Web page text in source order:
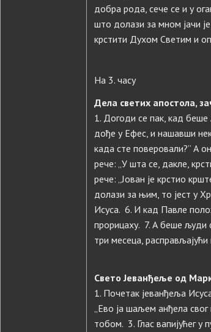
добра рода, сече се и у
што долази за мном јачи
крстити Духом Светим и
На 3. часу
Дела светих апостола,
1. Догоди се пак, кад
дође у Ефес, и нашавши
када сте поверовали?” А
рече: „У шта се, дакле,
рече: „Јован је крстио
долази за њим, то јест у
Исуса. 6. И кад Павле
прорицаху. 7. А беше људи
три месеца,
Свето Јеванђеље од
1. Почетак јеванђеља
„Ево ја шаљем анђела
тобом. 3. Глас вапијућег